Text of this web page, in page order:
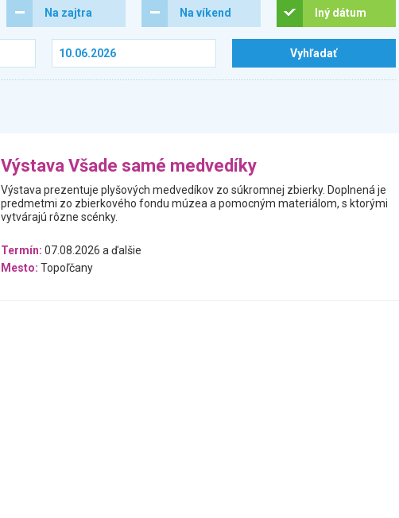
Na zajtra Na víkend Iný dátum
Výstava Všade samé medvedíky
Výstava prezentuje plyšových medvedíkov zo súkromnej zbierky. Doplnená je
predmetmi zo zbierkového fondu múzea a pomocným materiálom, s ktorými
vytvárajú rôzne scénky.
Termín: 07.08.2026 a ďalšie
Mesto: Topoľčany